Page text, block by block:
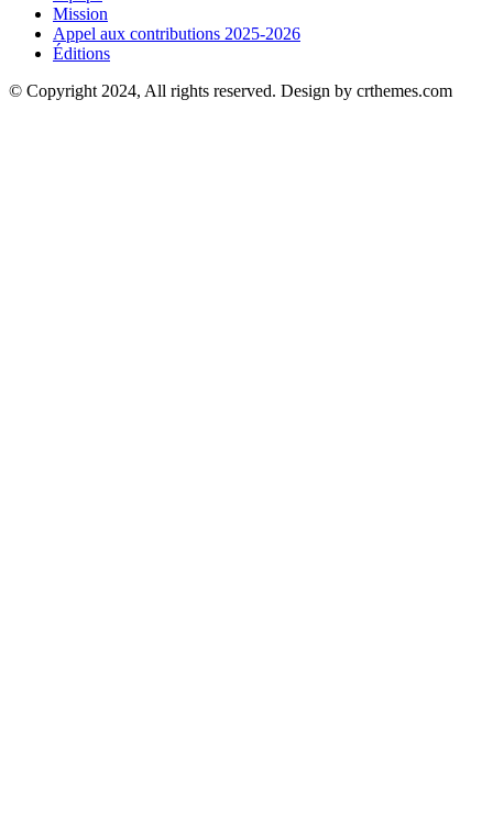
Mission
Appel aux contributions 2025-2026
Éditions
© Copyright 2024, All rights reserved. Design by crthemes.com